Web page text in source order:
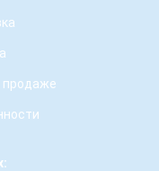
продаже